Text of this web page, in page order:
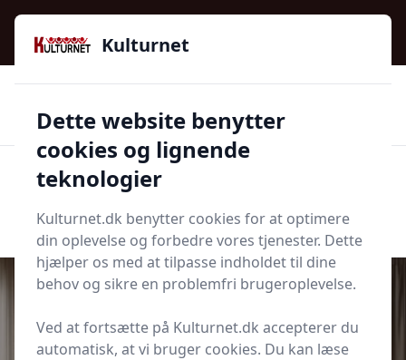
Kulturnet - Alt Det Gode I Livet | Din Kulturguide Siden
2016
97 kategorier 👍Kun godkendte butikker
Start søgning
Udgivet i Bolig
Kulturnet
Dette website benytter
cookies og lignende
teknologier
Kulturnet.dk benytter cookies for at optimere
din oplevelse og forbedre vores tjenester. Dette
hjælper os med at tilpasse indholdet til dine
behov og sikre en problemfri brugeroplevelse.
Ved at fortsætte på Kulturnet.dk accepterer du
automatisk, at vi bruger cookies. Du kan læse